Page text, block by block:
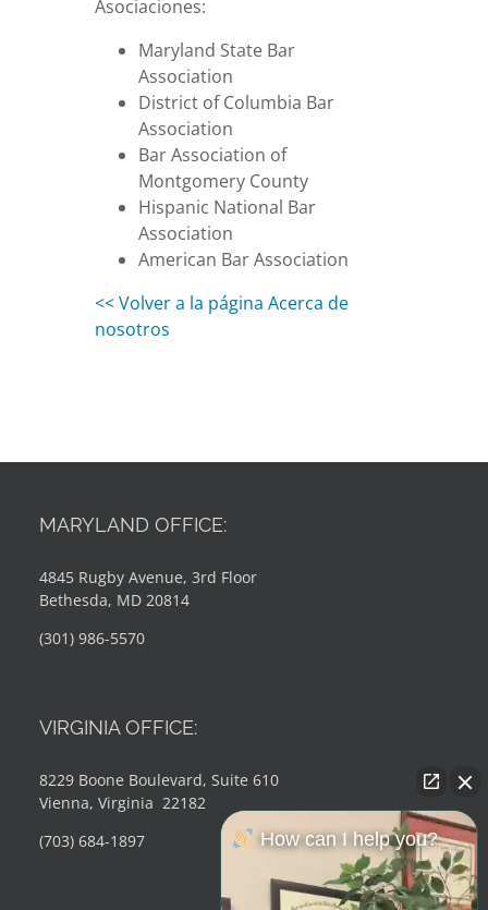
Asociaciones:
Maryland State Bar
Association
District of Columbia Bar
Association
Bar Association of
Montgomery County
Hispanic National Bar
Association
American Bar Association
<< Volver a la página Acerca de
nosotros
MARYLAND OFFICE:
4845 Rugby Avenue, 3rd Floor
Bethesda, MD 20814
(301) 986-5570
VIRGINIA OFFICE:
8229 Boone Boulevard, Suite 610
Vienna, Virginia 22182
(703) 684-1897
How can I help you?